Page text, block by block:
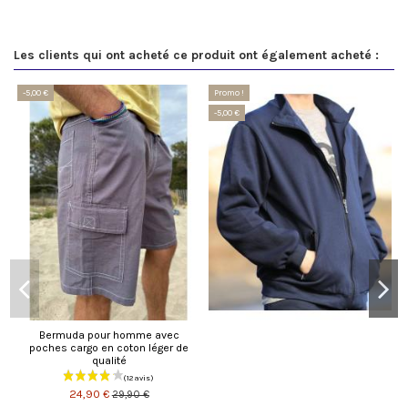
Les clients qui ont acheté ce produit ont également acheté :
-5,00 €
Bermuda pour homme avec
poches cargo en coton léger de
qualité
24,90 €29,90 €
Promo !
-5,00 €